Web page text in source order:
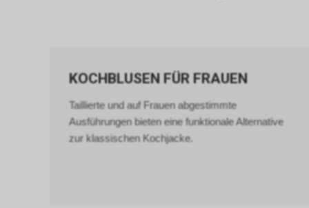
KOCHBLUSEN FÜR FRAUEN
Taillierte und auf Frauen abgestimmte
Ausführungen bieten eine funktionale Alternative
zur klassischen Kochjacke.